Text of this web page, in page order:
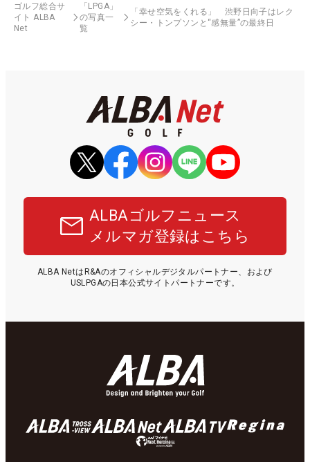
ゴルフ総合サ
イト ALBA
Net
「LPGA」
の写真一
覧
「幸せ空気をくれる」 渋野日向子はレク
シー・トンプソンと“感無量”の最終日
ALBAゴルフニュース
メルマガ登録はこちら
ALBA NetはR&Aのオフィシャルデジタルパートナー、および
USLPGAの日本公式サイトパートナーです。